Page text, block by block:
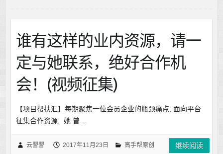
谁有这样的业内资源，请一
定与她联系，绝好合作机
会！(视频征集)
【项目帮扶汇】每期聚焦一位会员企业的瓶颈痛点, 面向平台
征集合作资源; 她 曾…
云譻譻 2017年11月23日 高手帮原创 继续阅读